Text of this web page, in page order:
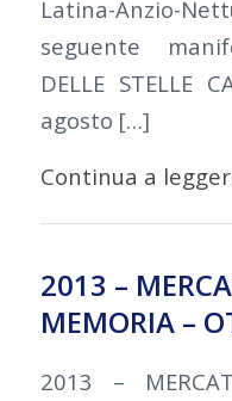
Latina-Anzio-
seguente
DELLE STELLE
agosto […]
Continua a
2013 –
MEMORIA –
2013 –